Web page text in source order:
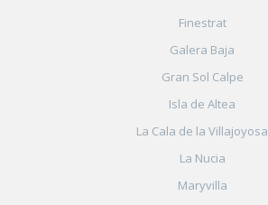
Finestrat
Galera Baja
Gran Sol Calpe
Isla de Altea
La Cala de la Villajoyosa
La Nucia
Maryvilla